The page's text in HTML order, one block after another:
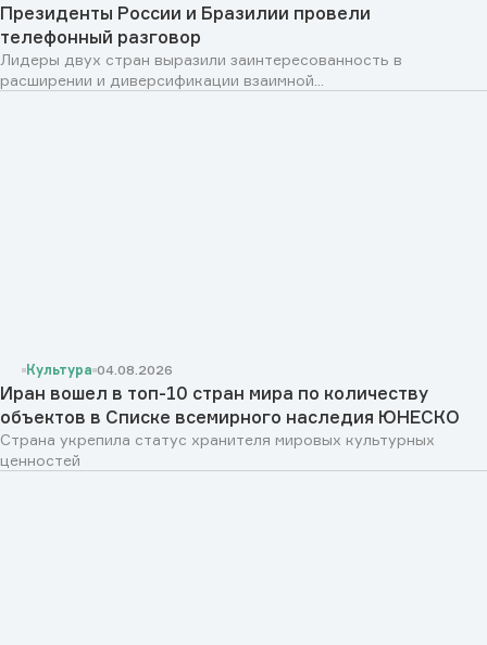
Президенты России и Бразилии провели
телефонный разговор
Лидеры двух стран выразили заинтересованность в
расширении и диверсификации взаимной...
Культура 04.08.2026
Иран вошел в топ-10 стран мира по количеству
объектов в Списке всемирного наследия ЮНЕСКО
Страна укрепила статус хранителя мировых культурных
ценностей